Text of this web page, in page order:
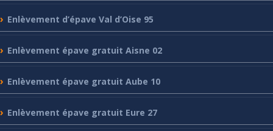
Enlèvement d’épave Val d’Oise 95
Enlèvement épave gratuit Aisne 02
Enlèvement épave gratuit Aube 10
Enlèvement épave gratuit Eure 27